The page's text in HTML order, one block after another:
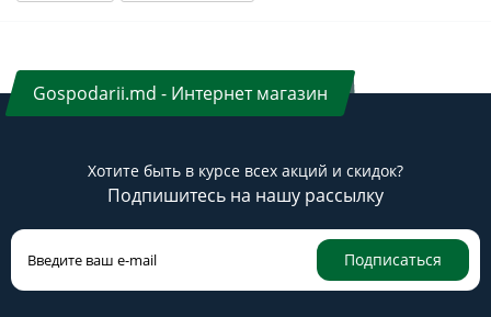
Gospodarii.md - Интернет магазин
Хотите быть в курсе всех акций и скидок?
Подпишитесь на нашу рассылку
Подписаться